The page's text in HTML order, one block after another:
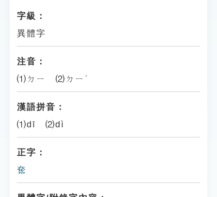
字級：
異體字
注音：
⑴ㄉㄧ ⑵ㄉㄧˋ
漢語拼音：
⑴dī ⑵dì
正字：
奃